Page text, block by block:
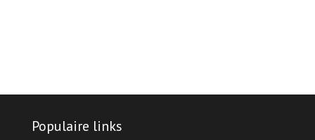
Populaire links